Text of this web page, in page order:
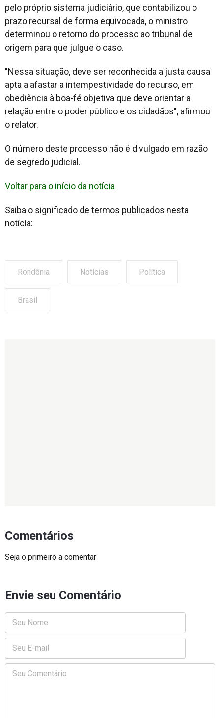
pelo próprio sistema judiciário, que contabilizou o
prazo recursal de forma equivocada, o ministro
determinou o retorno do processo ao tribunal de
origem para que julgue o caso.
"Nessa situação, deve ser reconhecida a justa causa
apta a afastar a intempestividade do recurso, em
obediência à boa-fé objetiva que deve orientar a
relação entre o poder público e os cidadãos", afirmou
o relator.
O número deste processo não é divulgado em razão
de segredo judicial .
Voltar para o início da notícia
Saiba o significado de termos publicados nesta
notícia:
Rondônia Notícias Política
Brasil
Comentários
Seja o primeiro a comentar
Envie seu Comentário